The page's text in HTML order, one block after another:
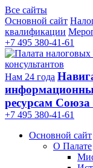
Все сайты
Основной сайт
квалификации
+7 495 380-41-61
консультантов
Нам 24 года
ресурсам
+7 495 380‑41‑61
Основной сайт
О Палате